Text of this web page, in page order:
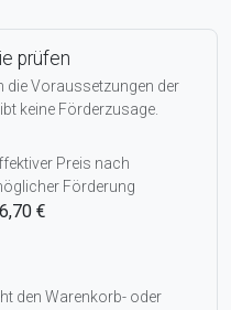
prüfen
Voraussetzungen der
keine Förderzusage.
Preis nach
Förderung
€
den Warenkorb- oder